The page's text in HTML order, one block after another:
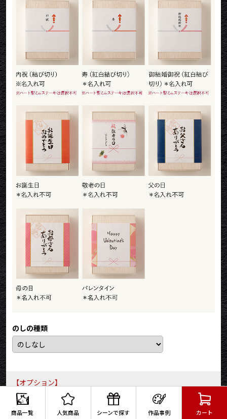
商品一覧 人気商品 シーンで探す 作品事例 カート
ご購入いただいた商品：オリジナル メッセージ 名入れ お肉
のカタログギフト美
注文からすぐに届きました。大変助かりました。
2026/02/04
logi
ご購入いただいた商品：オリジナル イラスト お肉ギフト お
肉のカタログギフト美
オリジナルイラストの作成日時が短く、大変重宝しました
2026/01/22
hr
ご購入いただいた商品：オリジナル メッセージ 名入れ お肉
担当の方に大変丁寧に対応いただけました。こちらの勝手な相
談にも真摯に対応いただき大変助かりました。また機会があれ
ばぜひご依頼したいと考えております。
2025/12/22
ち
親しい友人への退職祝いで購入しました。
とても満足です。
なつ
ご購入いただいた商品：誕生日のお祝い オリジナル 名入れ
のしの種類
【オプション】
メッセージカード
(有料:110円/枚)